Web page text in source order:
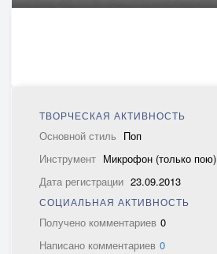
ТВОРЧЕСКАЯ АКТИВНОСТЬ
Основной стиль Поп
Инструмент Микрофон (только пою)
Дата регистрации 23.09.2013
СОЦИАЛЬНАЯ АКТИВНОСТЬ
Получено комментариев 0
Написано комментариев 0